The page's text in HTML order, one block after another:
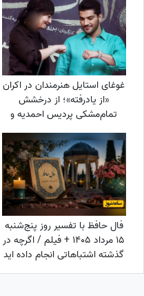
غوغای استایل هنرمندان در اکران
«از یادرفته»؛ از درخشش
تمام‌مشکی پردیس احمدیه و
آزیتا حاجیان تا تیپ اسپورت
سینا مهراد و مجید مظفری
فال حافظ با تفسیر روز پنج‌شنبه
15 مرداد 1405 + فیلم / اگرچه در
گذشته اشتباهاتی انجام داده اید
اما به زودی دوران غم و اندوه